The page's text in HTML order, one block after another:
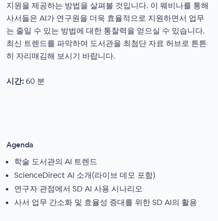
지원을 제공하는 방법을 살펴볼 것입니다. 이 웨비나를 통해
사서들은 AI가 연구원을 더욱 효율적으로 지원하면서 업무
는 줄일 수 있는 방법에 대한 통찰력을 얻으실 수 있습니다.
최신 트렌드를 파악하여 도서관을 최첨단 자료 허브로 튼튼
히 자리매김해 보시기 바랍니다.
시간:60 분
Agenda
학술 도서관의 AI 트렌드
ScienceDirect AI 소개(라이브 데모 포함)
연구자 관점에서 SD AI 사용 시나리오
사서 업무 간소화 및 효율성 증대를 위한 SD AI의 활용